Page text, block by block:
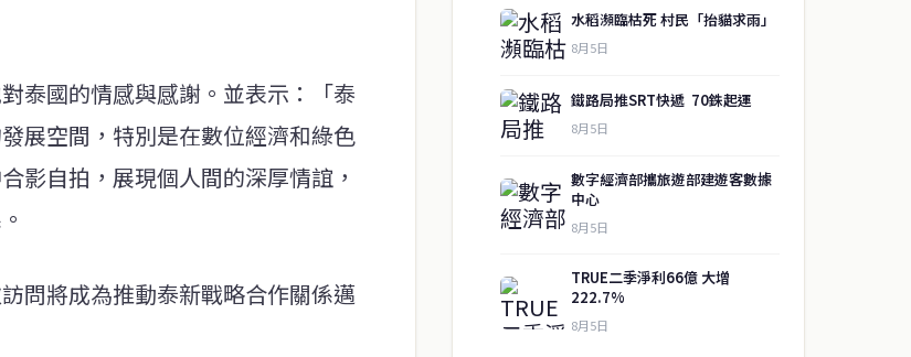
泰國的情感與感謝。並表示：「泰
展空間，特別是在數位經濟和綠色
影自拍，展現個人間的深厚情誼，
問將成為推動泰新戰略合作關係邁
水稻瀕臨枯死 村民「抬貓求雨」
8月5日
鐵路局推SRT快遞 70銖起運
8月5日
數字經濟部攜旅遊部建遊客數據
中心
8月5日
TRUE二季淨利66億 大增
222.7%
8月5日